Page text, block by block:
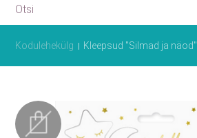
Kodulehekülg Kleepsud "Silmad ja näod"